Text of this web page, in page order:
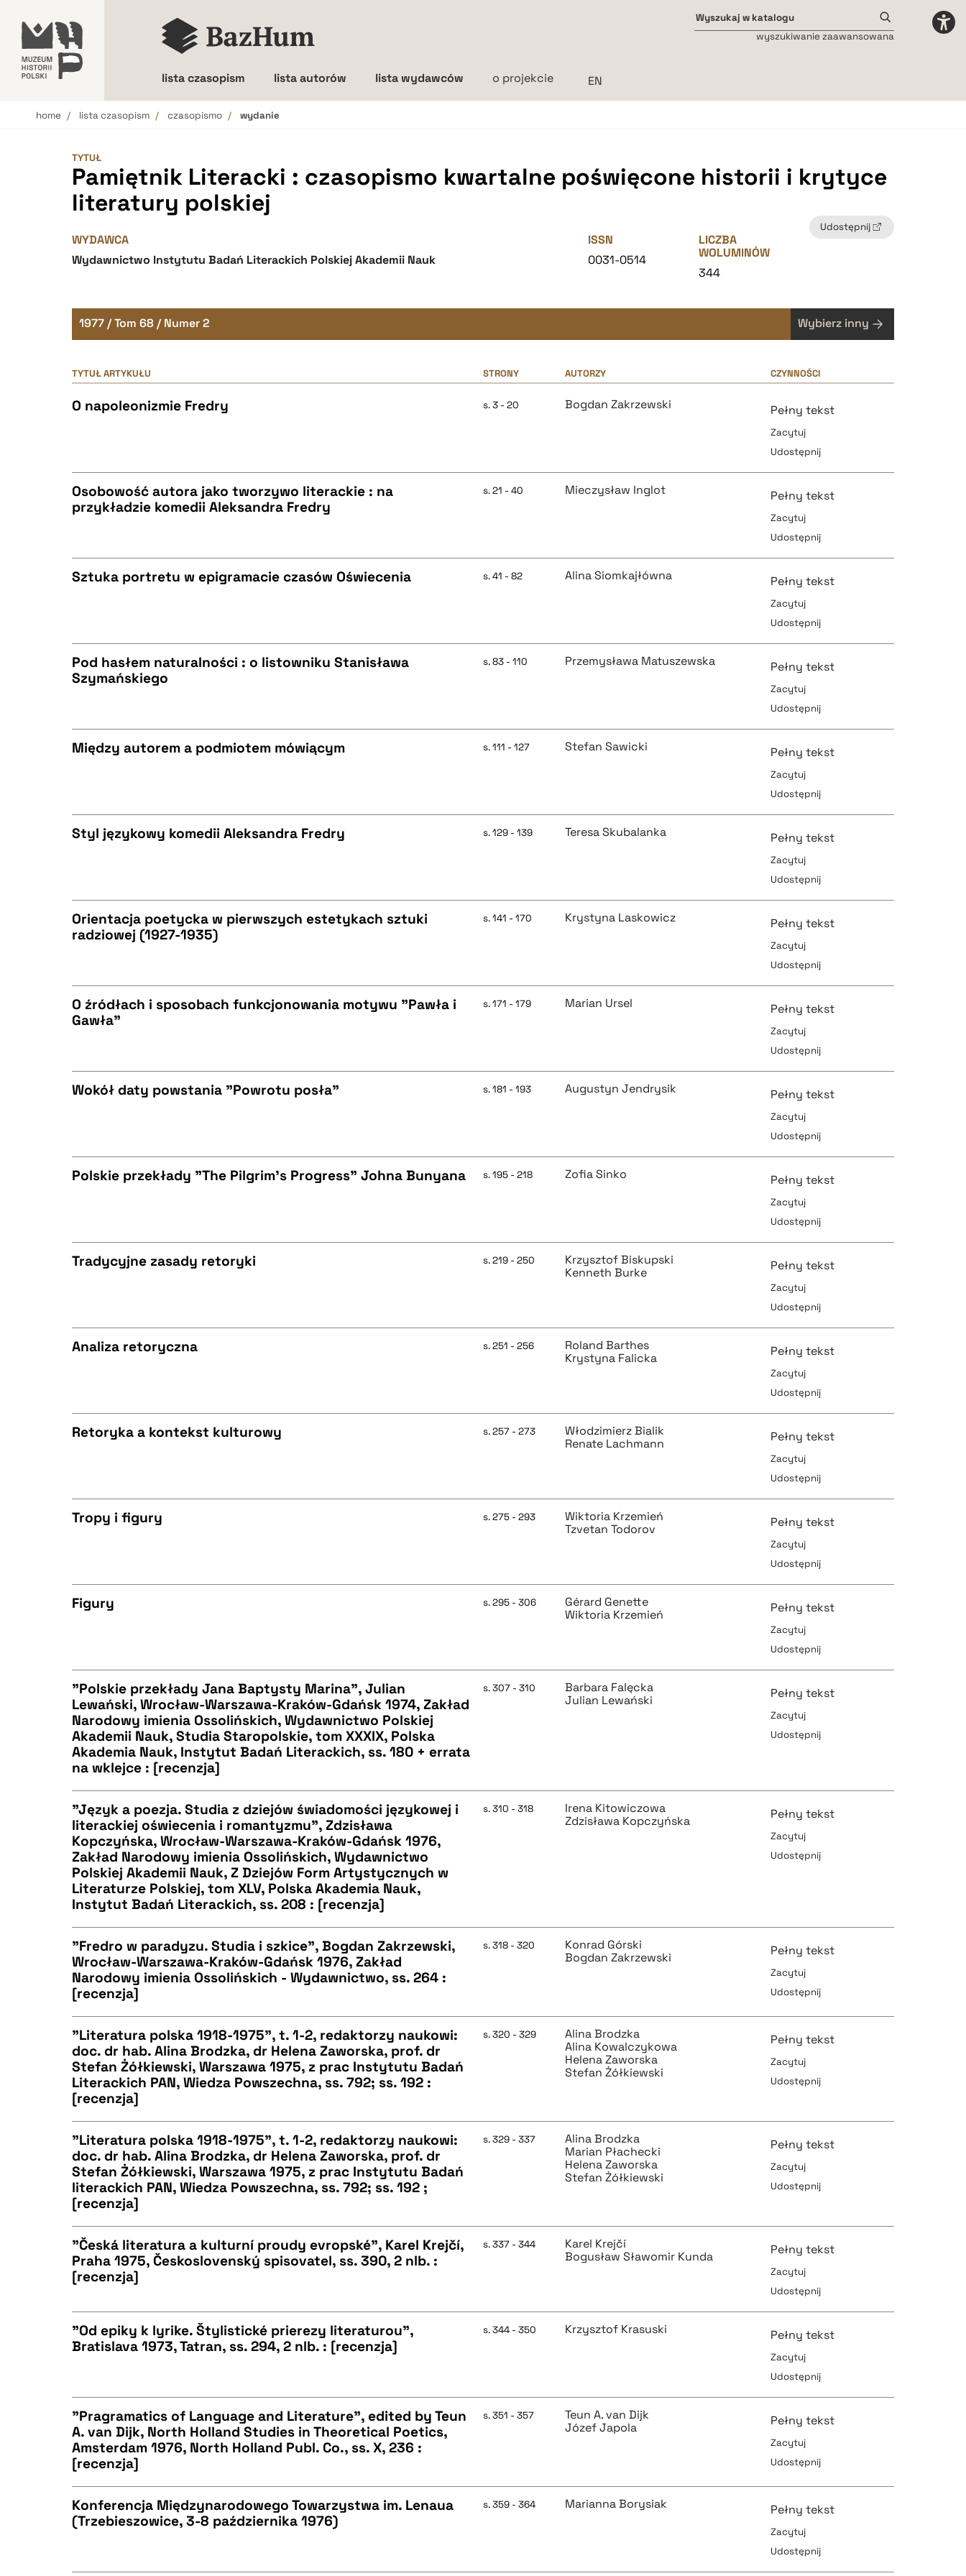
lista czasopism lista autorów lista wydawców o projekcie
wyszukiwanie zaawansowana
home lista czasopism czasopismo wydanie
TYTUŁ
Pamiętnik Literacki : czasopismo kwartalne poświęcone historii i krytyce
literatury polskiej
Udostępnij
WYDAWCA
Wydawnictwo Instytutu Badań Literackich Polskiej Akademii Nauk
ISSN
0031-0514
LICZBA
WOLUMINÓW
344
1977 / Tom 68 / Numer 2 Wybierz inny
TYTUŁ ARTYKUŁU STRONY AUTORZY CZYNNOŚCI
O napoleonizmie Fredry s. 3 - 20 Bogdan Zakrzewski Pełny tekst
Zacytuj
Udostępnij
pobierz cytat
Osobowość autora jako tworzywo literackie : na
przykładzie komedii Aleksandra Fredry
s. 21 - 40 Mieczysław Inglot Pełny tekst
Zacytuj
Udostępnij
pobierz cytat
Sztuka portretu w epigramacie czasów Oświecenia s. 41 - 82 Alina Siomkajłówna Pełny tekst
Zacytuj
Udostępnij
pobierz cytat
Pod hasłem naturalności : o listowniku Stanisława
Szymańskiego
s. 83 - 110 Przemysława Matuszewska Pełny tekst
Zacytuj
Udostępnij
pobierz cytat
Między autorem a podmiotem mówiącym s. 111 - 127 Stefan Sawicki Pełny tekst
Zacytuj
Udostępnij
pobierz cytat
BIBTEX
Styl językowy komedii Aleksandra Fredry s. 129 - 139 Teresa Skubalanka Pełny tekst
Zacytuj
Udostępnij
pobierz cytat
Orientacja poetycka w pierwszych estetykach sztuki
radziowej (1927-1935)
s. 141 - 170 Krystyna Laskowicz Pełny tekst
Zacytuj
Udostępnij
pobierz cytat
O źródłach i sposobach funkcjonowania motywu "Pawła i
Gawła"
s. 171 - 179 Marian Ursel Pełny tekst
Zacytuj
Udostępnij
pobierz cytat
Wokół daty powstania "Powrotu posła" s. 181 - 193 Augustyn Jendrysik Pełny tekst
Zacytuj
Udostępnij
pobierz cytat
Polskie przekłady "The Pilgrim's Progress" Johna Bunyana s. 195 - 218 Zofia Sinko Pełny tekst
Zacytuj
Udostępnij
pobierz cytat
Tradycyjne zasady retoryki s. 219 - 250
Krzysztof Biskupski
Kenneth Burke
Pełny tekst
Zacytuj
Udostępnij
pobierz cytat
Analiza retoryczna s. 251 - 256
Roland Barthes
Krystyna Falicka
Pełny tekst
Zacytuj
Udostępnij
pobierz cytat
Retoryka a kontekst kulturowy s. 257 - 273
Włodzimierz Bialik
Renate Lachmann
Pełny tekst
Zacytuj
Udostępnij
pobierz cytat
Tropy i figury s. 275 - 293
Wiktoria Krzemień
Tzvetan Todorov
Pełny tekst
Zacytuj
Udostępnij
pobierz cytat
BIBTEX
Figury s. 295 - 306
Gérard Genette
Wiktoria Krzemień
Pełny tekst
Zacytuj
Udostępnij
CZYSTY TEKST
pobierz cytat
"Polskie przekłady Jana Baptysty Marina", Julian
Lewański, Wrocław-Warszawa-Kraków-Gdańsk 1974, Zakład
Narodowy imienia Ossolińskich, Wydawnictwo Polskiej
Akademii Nauk, Studia Staropolskie, tom XXXIX, Polska
Akademia Nauk, Instytut Badań Literackich, ss. 180 + errata
na wklejce : [recenzja]
s. 307 - 310
Barbara Falęcka
Julian Lewański
Pełny tekst
Zacytuj
Udostępnij
CZYSTY TEKST
BIBTEX
pobierz cytat
"Język a poezja. Studia z dziejów świadomości językowej i
literackiej oświecenia i romantyzmu", Zdzisława
Kopczyńska, Wrocław-Warszawa-Kraków-Gdańsk 1976,
Zakład Narodowy imienia Ossolińskich, Wydawnictwo
Polskiej Akademii Nauk, Z Dziejów Form Artystycznych w
Literaturze Polskiej, tom XLV, Polska Akademia Nauk,
Instytut Badań Literackich, ss. 208 : [recenzja]
s. 310 - 318
Irena Kitowiczowa
Zdzisława Kopczyńska
Pełny tekst
Zacytuj
Udostępnij
CZYSTY TEKST
pobierz cytat
BIBTEX
pobierz cytat
"Fredro w paradyzu. Studia i szkice", Bogdan Zakrzewski,
Wrocław-Warszawa-Kraków-Gdańsk 1976, Zakład
Narodowy imienia Ossolińskich - Wydawnictwo, ss. 264 :
[recenzja]
s. 318 - 320
Konrad Górski
Bogdan Zakrzewski
Pełny tekst
Zacytuj
Udostępnij
CZYSTY TEKST
BIBTEX
pobierz cytat
"Literatura polska 1918-1975", t. 1-2, redaktorzy naukowi:
doc. dr hab. Alina Brodzka, dr Helena Zaworska, prof. dr
Stefan Żółkiewski, Warszawa 1975, z prac Instytutu Badań
Literackich PAN, Wiedza Powszechna, ss. 792; ss. 192 :
[recenzja]
s. 320 - 329
Alina Brodzka
Alina Kowalczykowa
Helena Zaworska
Stefan Żółkiewski
Pełny tekst
Zacytuj
Udostępnij
CZYSTY TEKST
BIBTEX
pobierz cytat
"Literatura polska 1918-1975", t. 1-2, redaktorzy naukowi:
doc. dr hab. Alina Brodzka, dr Helena Zaworska, prof. dr
Stefan Żółkiewski, Warszawa 1975, z prac Instytutu Badań
literackich PAN, Wiedza Powszechna, ss. 792; ss. 192 ;
[recenzja]
s. 329 - 337
Alina Brodzka
Marian Płachecki
Helena Zaworska
Stefan Żółkiewski
Pełny tekst
Zacytuj
Udostępnij
CZYSTY TEKST
pobierz cytat
"Česká literatura a kulturní proudy evropské", Karel Krejčí,
Praha 1975, Československý spisovatel, ss. 390, 2 nlb. :
[recenzja]
s. 337 - 344
Karel Krejčí
Bogusław Sławomir Kunda
Pełny tekst
Zacytuj
Udostępnij
pobierz cytat
BIBTEX
"Od epiky k lyrike. Štylistické prierezy literaturou",
Bratislava 1973, Tatran, ss. 294, 2 nlb. : [recenzja]
s. 344 - 350 Krzysztof Krasuski Pełny tekst
Zacytuj
Udostępnij
CZYSTY TEKST
pobierz cytat
BIBTEX
pobierz cytat
"Pragramatics of Language and Literature", edited by Teun
A. van Dijk, North Holland Studies in Theoretical Poetics,
Amsterdam 1976, North Holland Publ. Co., ss. X, 236 :
[recenzja]
s. 351 - 357
Teun A. van Dijk
Józef Japola
Pełny tekst
Zacytuj
Udostępnij
pobierz cytat
Konferencja Międzynarodowego Towarzystwa im. Lenaua
(Trzebieszowice, 3-8 października 1976)
s. 359 - 364 Marianna Borysiak Pełny tekst
Zacytuj
Udostępnij